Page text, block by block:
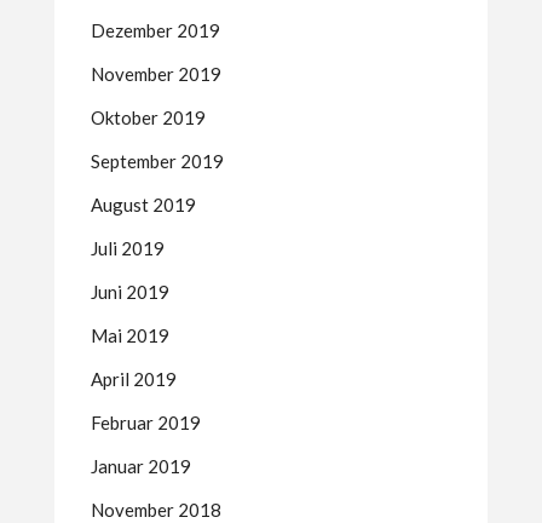
Dezember 2019
November 2019
Oktober 2019
September 2019
August 2019
Juli 2019
Juni 2019
Mai 2019
April 2019
Februar 2019
Januar 2019
November 2018